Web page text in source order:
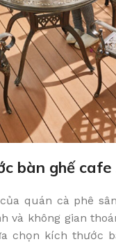
bàn ghế
quán cà phê
và không gian
chọn kích thước